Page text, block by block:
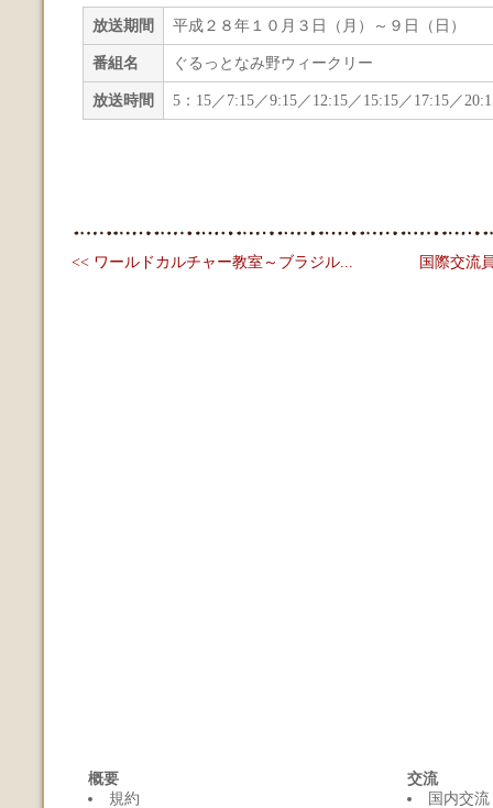
放送期間 平成２８年１０月３日（月）～９日（日）
番組名 ぐるっとなみ野ウィークリー
放送時間 5：15／7:15／9:15／12:15／15:15／17:15／
<< ワールドカルチャー教室～ブラジル... 国際交流
概要
規約
交流
国内交流